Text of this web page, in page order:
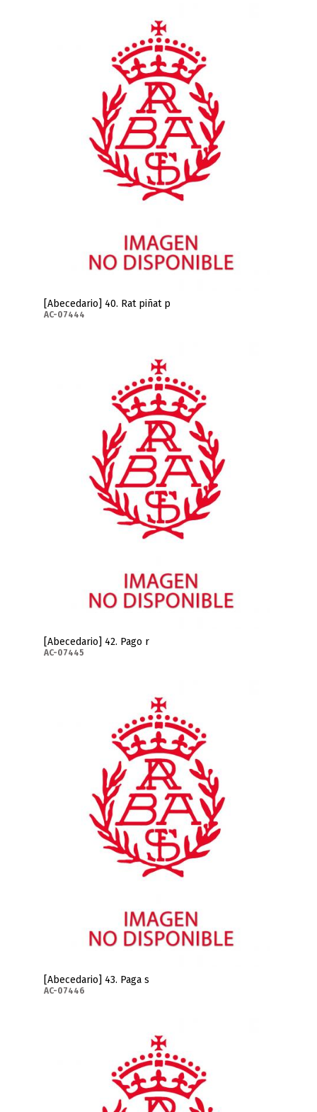
[Abecedario] 40. Rat piñat p
AC-07444
[Abecedario] 42. Pago r
AC-07445
[Abecedario] 43. Paga s
AC-07446